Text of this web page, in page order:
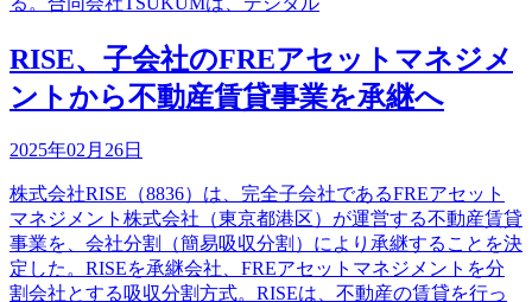
RISE、子会社のFREアセットマネジメ
ントから不動産賃貸事業を承継へ
2025年02月26日
株式会社RISE（8836）は、完全子会社であるFREアセット
マネジメント株式会社（東京都港区）が運営する不動産賃貸
事業を、会社分割（簡易吸収分割）により承継することを決
定した。RISEを承継会社、FREアセットマネジメントを分
割会社とする吸収分割方式。RISEは、不動産の賃貸を行っ